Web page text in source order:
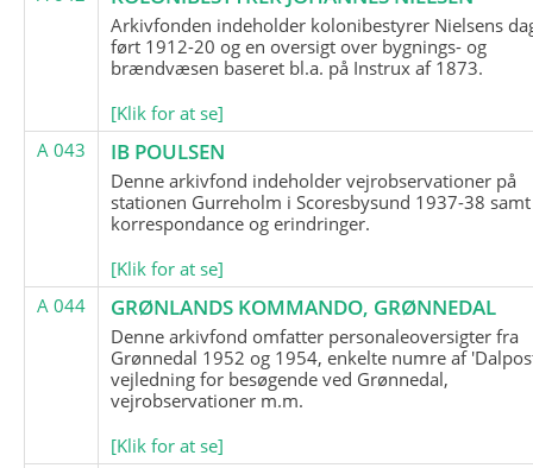
Arkivfonden indeholder kolonibestyrer Nielsens
ført 1912-20 og en oversigt over bygnings- og
brændvæsen baseret bl.a. på Instrux af 1873.
[Klik for at se]
A 043
IB POULSEN
Denne arkivfond indeholder vejrobservationer på
stationen Gurreholm i Scoresbysund 1937-38 samt
korrespondance og erindringer.
[Klik for at se]
A 044
GRØNLANDS KOMMANDO, GRØNNEDAL
Denne arkivfond omfatter personaleoversigter fra
Grønnedal 1952 og 1954, enkelte numre af
vejledning for besøgende ved Grønnedal,
vejrobservationer m.m.
[Klik for at se]